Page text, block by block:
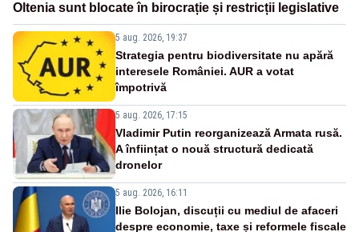
Oltenia sunt blocate în birocrație și restricții legislative
5 aug. 2026, 19:37
Strategia pentru biodiversitate nu apără
interesele României. AUR a votat
împotrivă
5 aug. 2026, 17:15
Vladimir Putin reorganizează Armata rusă.
A înființat o nouă structură dedicată
dronelor
5 aug. 2026, 16:11
Ilie Bolojan, discuții cu mediul de afaceri
despre economie, taxe și reformele fiscale